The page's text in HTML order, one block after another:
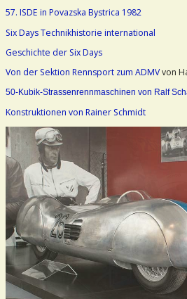
57. ISDE in Povazska Bystrica 1982
Six Days Technikhistorie international
Geschichte der Six Days
Von der Sektion Rennsport zum ADMVvon
50-Kubik-Strassenrennmaschinen von Ralf
Konstruktionen von Rainer Schmidt